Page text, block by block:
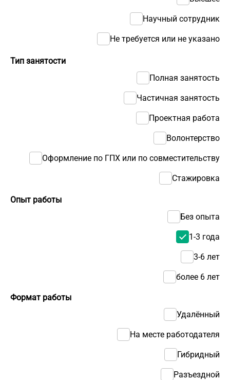
Тип занятости
Полная занятость
Частичная занятость
Проектная работа
Волонтерство
Оформление по ГПХ или по совместительству
Стажировка
Научный сотрудник
Не требуется или не указано
Опыт работы
Без опыта
1-3 года
3-6 лет
более 6 лет
Формат работы
Удалённый
На месте работодателя
Гибридный
Разъездной